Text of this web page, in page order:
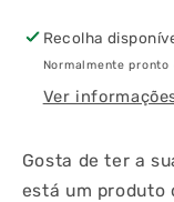
806LM
E27
4000K
Recolha
Normalmente pronto
Ver
Gosta de ter a
está um produto